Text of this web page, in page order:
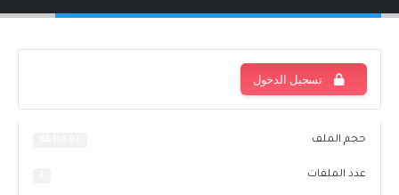
تسجيل الدخول
حجم الملف
عدد الملفات